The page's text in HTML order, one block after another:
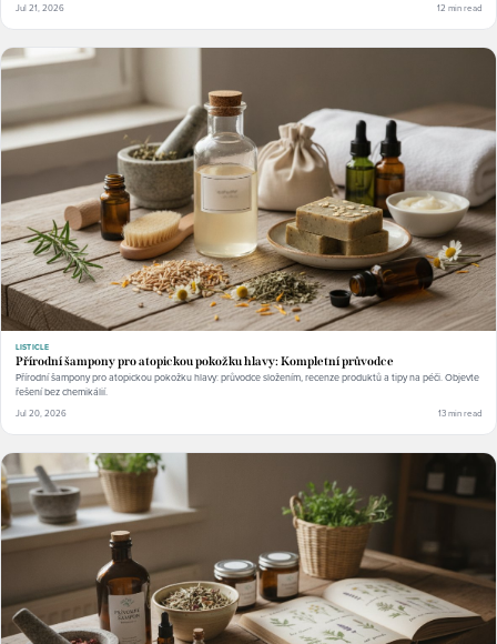
Jul 21, 2026 12 min read
LISTICLE
Přírodní šampony pro atopickou pokožku hlavy: Kompletní průvodce
Přírodní šampony pro atopickou pokožku hlavy: průvodce složením, recenze produktů a tipy na péči. Objevte
řešení bez chemikálií.
Jul 20, 2026 13 min read